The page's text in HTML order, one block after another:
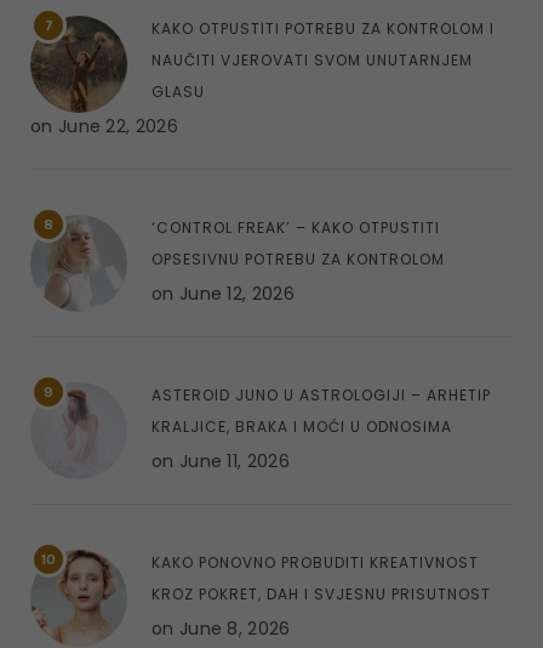
7
KAKO OTPUSTITI POTREBU ZA KONTROLOM I
NAUČITI VJEROVATI SVOM UNUTARNJEM
GLASU
on June 22, 2026
8
‘CONTROL FREAK’ – KAKO OTPUSTITI
OPSESIVNU POTREBU ZA KONTROLOM
on June 12, 2026
9
ASTEROID JUNO U ASTROLOGIJI – ARHETIP
KRALJICE, BRAKA I MOĆI U ODNOSIMA
on June 11, 2026
10
KAKO PONOVNO PROBUDITI KREATIVNOST
KROZ POKRET, DAH I SVJESNU PRISUTNOST
on June 8, 2026